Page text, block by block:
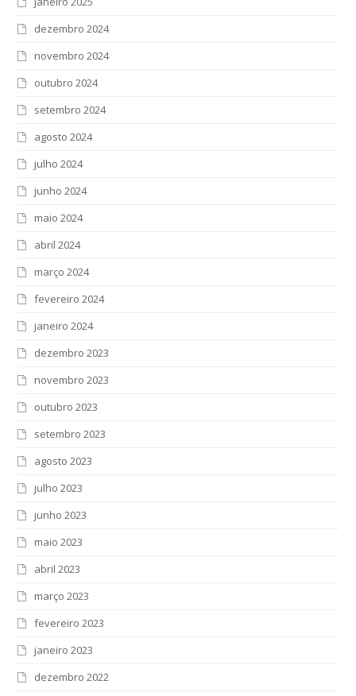
dezembro 2024
novembro 2024
outubro 2024
setembro 2024
agosto 2024
julho 2024
junho 2024
maio 2024
abril 2024
março 2024
fevereiro 2024
janeiro 2024
dezembro 2023
novembro 2023
outubro 2023
setembro 2023
agosto 2023
julho 2023
junho 2023
maio 2023
abril 2023
março 2023
fevereiro 2023
janeiro 2023
dezembro 2022